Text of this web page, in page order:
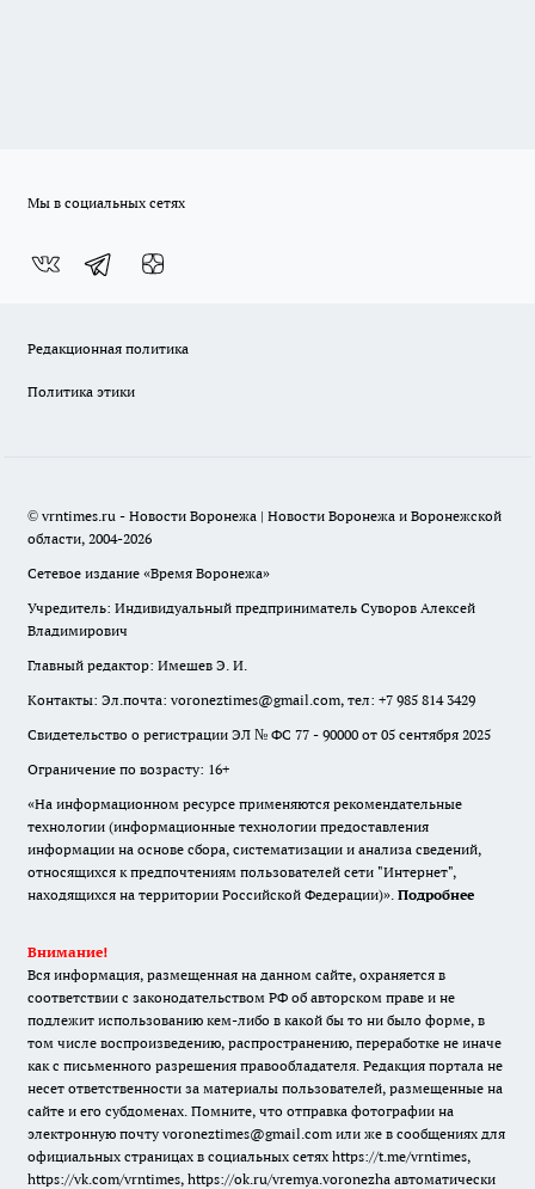
Мы в социальных сетях
Редакционная политика
Политика этики
© vrntimes.ru - Новости Воронежа | Новости Воронежа и Воронежской
области, 2004-2026
Сетевое издание «Время Воронежа»
Учредитель: Индивидуальный предприниматель Суворов Алексей
Владимирович
Главный редактор: Имешев Э. И.
Контакты: Эл.почта: voroneztimes@gmail.com, тел: +7 985 814 3429
Свидетельство о регистрации ЭЛ № ФС 77 - 90000 от 05 сентября 2025
Ограничение по возрасту: 16+
«На информационном ресурсе применяются рекомендательные
технологии (информационные технологии предоставления
информации на основе сбора, систематизации и анализа сведений,
относящихся к предпочтениям пользователей сети "Интернет",
находящихся на территории Российской Федерации)». Подробнее
Внимание!
Вся информация, размещенная на данном сайте, охраняется в
соответствии с законодательством РФ об авторском праве и не
подлежит использованию кем-либо в какой бы то ни было форме, в
том числе воспроизведению, распространению, переработке не иначе
как с письменного разрешения правообладателя. Редакция портала не
несет ответственности за материалы пользователей, размещенные на
сайте и его субдоменах. Помните, что отправка фотографии на
электронную почту voroneztimes@gmail.com или же в сообщениях для
официальных страницах в социальных сетях https://t.me/vrntimes,
https://vk.com/vrntimes, https://ok.ru/vremya.voronezha автоматически